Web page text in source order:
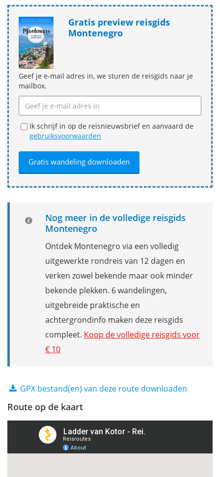
Gratis preview reisgids
Montenegro
Geef je e-mail adres in, we sturen de reisgids naar je
mailbox.
Ik schrijf in op de reisnieuwsbrief en aanvaard de
gebruiksvoorwaarden
Nog meer in de volledige reisgids
Montenegro
Ontdek Montenegro via een volledig
uitgewerkte rondreis van 12 dagen en
verken zowel bekende maar ook minder
bekende plekken. 6 wandelingen,
uitgebreide praktische en
achtergrondinfo maken deze reisgids
compleet. Koop de volledige reisgids voor
€ 10
GPX bestand(en) van deze route downloaden
Route op de kaart